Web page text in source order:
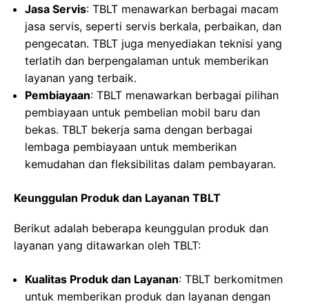
Jasa Servis: TBLT menawarkan berbagai macam
jasa servis, seperti servis berkala, perbaikan, dan
pengecatan. TBLT juga menyediakan teknisi yang
terlatih dan berpengalaman untuk memberikan
layanan yang terbaik.
Pembiayaan: TBLT menawarkan berbagai pilihan
pembiayaan untuk pembelian mobil baru dan
bekas. TBLT bekerja sama dengan berbagai
lembaga pembiayaan untuk memberikan
kemudahan dan fleksibilitas dalam pembayaran.
Keunggulan Produk dan Layanan TBLT
Berikut adalah beberapa keunggulan produk dan
layanan yang ditawarkan oleh TBLT:
Kualitas Produk dan Layanan: TBLT berkomitmen
untuk memberikan produk dan layanan dengan